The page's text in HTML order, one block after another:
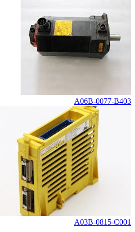
A06B-0077-B403
A03B-0815-C001